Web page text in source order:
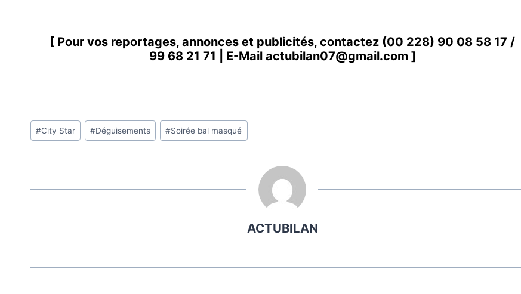
[ Pour vos reportages, annonces et publicités, contactez (00 228) 90 08 58 17 /
99 68 21 71 | E-Mail actubilan07@gmail.com ]
Étiquettes
de
#City Star #Déguisements #Soirée bal masqué
ACTUBILAN